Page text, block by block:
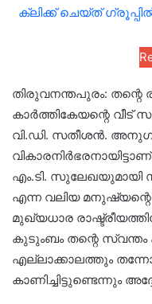
ക്ലിക്ക് ചെയ്ത്
തിരുവനന്തപുരം: തന്റെ
കാർത്തികേയന്റെ വീട്
വി.ഡി. സതീശൻ.
എം.ടി. സുലേഖയുമായി
എന്ന വലിയ
മുഖ്യധാര
കുടുംബം തന്റെ
എല്ലാക്കാലത്തും
കാണിച്ചിട്ടുണ്ടെന്നും